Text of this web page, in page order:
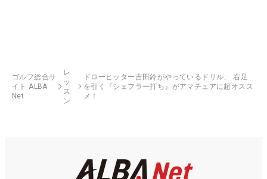
ゴルフ総合サ
イト ALBA
Net
レ
ッ
ス
ン
ドローヒッター吉田鈴がやっているドリル、 右足
を引く『シェフラー打ち』がアマチュアに超オスス
メ！